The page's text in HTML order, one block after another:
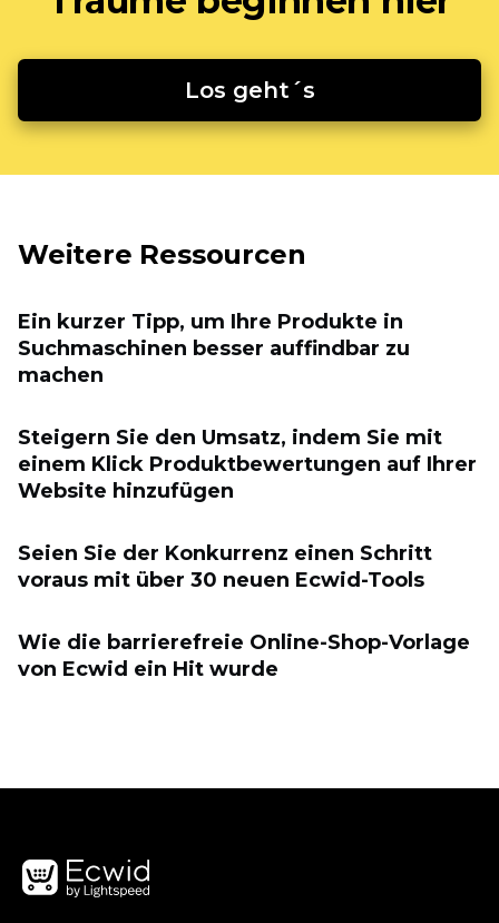
Los geht´s
Weitere Ressourcen
Ein kurzer Tipp, um Ihre Produkte in
Suchmaschinen besser auffindbar zu
machen
Steigern Sie den Umsatz, indem Sie mit
einem Klick Produktbewertungen auf Ihrer
Website hinzufügen
Seien Sie der Konkurrenz einen Schritt
voraus mit über 30 neuen Ecwid-Tools
Wie die barrierefreie Online-Shop-Vorlage
von Ecwid ein Hit wurde